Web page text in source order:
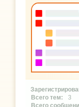
3